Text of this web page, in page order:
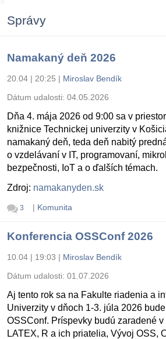
Správy
Namakaný deň 2026
20.04 | 20:25 | Miroslav Bendík
Dátum udalosti: 04.05.2026
Dňa 4. mája 2026 od 9:00 sa v
knižnice Technickej univerzity v
namakaný deň, teda deň nabitý
o vzdelávaní v IT, programovaní,
bezpečnosti, IoT a o ďalších témach.
Zdroj: namakanyden.sk
3 | Komunita
Konferencia OSSConf 2026
10.04 | 19:03 | Miroslav Bendík
Dátum udalosti: 01.07.2026
Aj tento rok sa na Fakulte riadenia a
Univerzity v dňoch 1-3. júla 2026
OSSConf. Príspevky budú zaradené v
LATEX, R a ich priatelia, Vývoj OSS,